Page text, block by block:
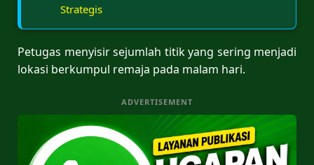
Strategis
Petugas menyisir sejumlah titik yang sering menjadi
lokasi berkumpul remaja pada malam hari.
ADVERTISEMENT